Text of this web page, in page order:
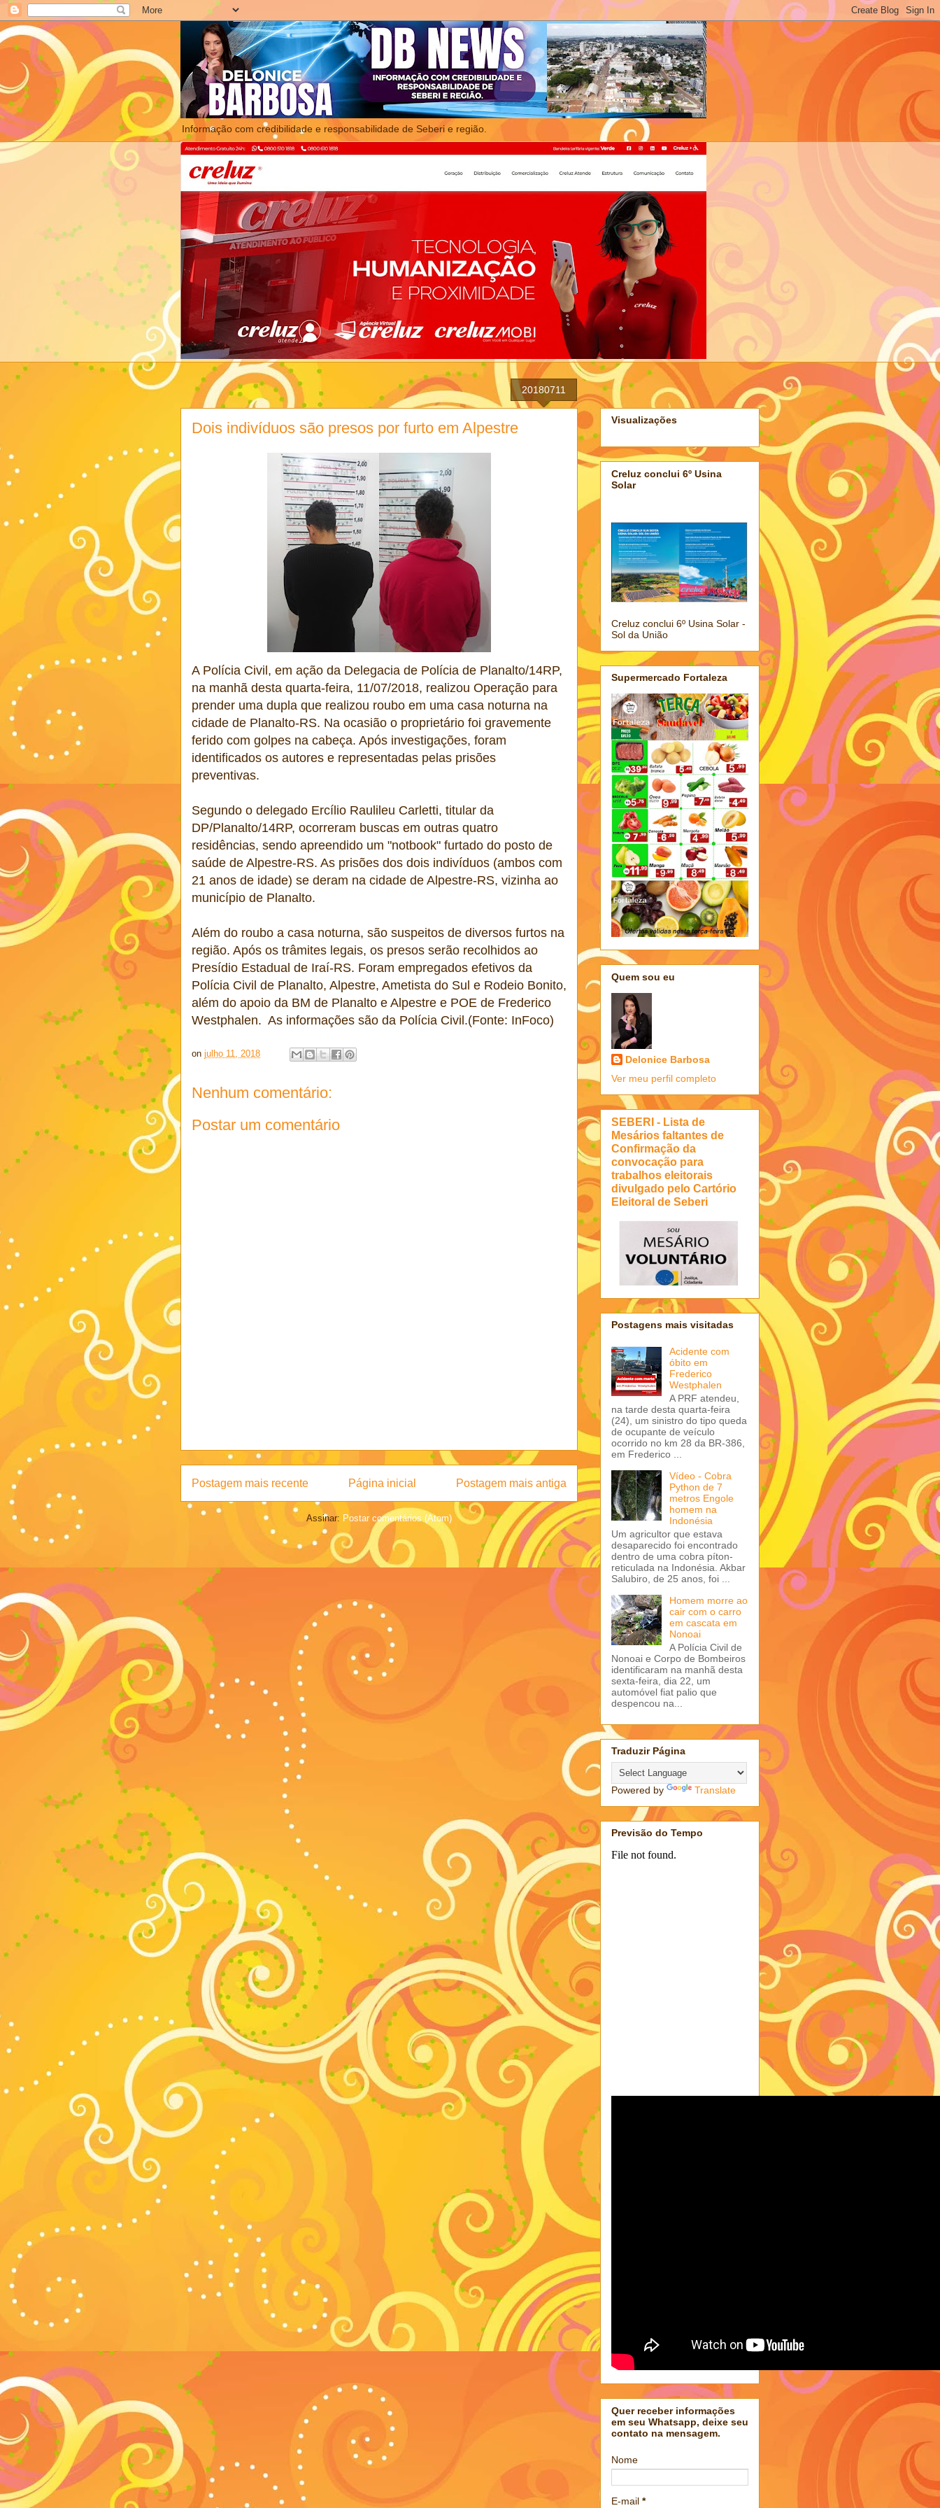
Informação com credibilidade e responsabilidade de Seberi e região.
20180711
Dois indivíduos são presos por furto em Alpestre
A Polícia Civil, em ação da Delegacia de Polícia de Planalto/14RP,
na manhã desta quarta-feira, 11/07/2018, realizou Operação para
prender uma dupla que realizou roubo em uma casa noturna na
cidade de Planalto-RS. Na ocasião o proprietário foi gravemente
ferido com golpes na cabeça. Após investigações, foram
identificados os autores e representadas pelas prisões
preventivas.
Segundo o delegado Ercílio Raulileu Carletti, titular da
DP/Planalto/14RP, ocorreram buscas em outras quatro
residências, sendo apreendido um "notbook" furtado do posto de
saúde de Alpestre-RS. As prisões dos dois indivíduos (ambos com
21 anos de idade) se deram na cidade de Alpestre-RS, vizinha ao
município de Planalto.
Além do roubo a casa noturna, são suspeitos de diversos furtos na
região. Após os trâmites legais, os presos serão recolhidos ao
Presídio Estadual de Iraí-RS. Foram empregados efetivos da
Polícia Civil de Planalto, Alpestre, Ametista do Sul e Rodeio Bonito,
além do apoio da BM de Planalto e Alpestre e POE de Frederico
Westphalen. As informações são da Polícia Civil.(Fonte: InFoco)
on julho 11, 2018
Nenhum comentário:
Postar um comentário
Postagem mais recente Postagem mais antiga
Página inicial
Assinar: Postar comentários (Atom)
Visualizações
Creluz conclui 6º Usina
Solar
Creluz conclui 6º Usina Solar -
Sol da União
Supermercado Fortaleza
Quem sou eu
Delonice Barbosa
Ver meu perfil completo
SEBERI - Lista de
Mesários faltantes de
Confirmação da
convocação para
trabalhos eleitorais
divulgado pelo Cartório
Eleitoral de Seberi
Postagens mais visitadas
Acidente com
óbito em
Frederico
Westphalen
A PRF atendeu,
na tarde desta quarta-feira
(24), um sinistro do tipo queda
de ocupante de veículo
ocorrido no km 28 da BR-386,
em Frederico ...
Vídeo - Cobra
Python de 7
metros Engole
homem na
Indonésia
Um agricultor que estava
desaparecido foi encontrado
dentro de uma cobra píton-
reticulada na Indonésia. Akbar
Salubiro, de 25 anos, foi ...
Homem morre ao
cair com o carro
em cascata em
Nonoai
A Polícia Civil de
Nonoai e Corpo de Bombeiros
identificaram na manhã desta
sexta-feira, dia 22, um
automóvel fiat palio que
despencou na...
Traduzir Página
Powered by Translate
Previsão do Tempo
Quer receber informações
em seu Whatsapp, deixe seu
contato na mensagem.
Nome
E-mail *